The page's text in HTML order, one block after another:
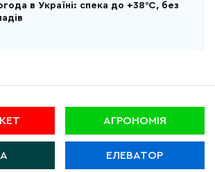
в Україні: спека до +38°С, без
АГРОНОМІЯ
ЕЛЕВАТОР